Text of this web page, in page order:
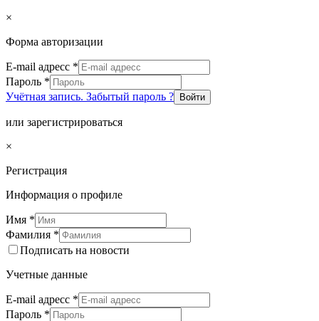
×
Форма авторизации
E-mail адресс *
Пароль *
Учётная запись. Забытый пароль ?
Войти
или зарегистрироваться
×
Регистрация
Информация о профиле
Имя *
Фамилия *
Подписать на новости
Учетные данные
E-mail адресс *
Пароль *